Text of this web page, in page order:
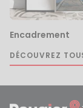
Encadrement
DÉCOUVREZ